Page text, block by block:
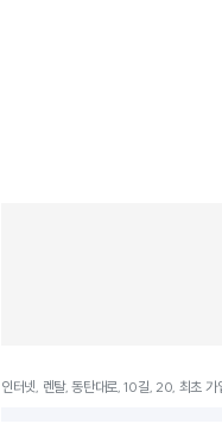
인터넷, 렌탈, 동탄대로, 10길, 20, 최초